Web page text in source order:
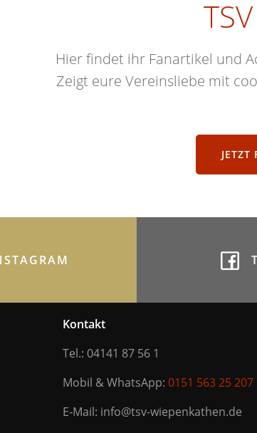
Hier findet ihr Fanartikel und
Zeigt eure Vereinsliebe mit
JETZT
Kontakt
Tel.: 04141 87 56 1
Mobil & WhatsApp: 0151 563 25 207
E-Mail: info@tsv-wiepenkathen.de